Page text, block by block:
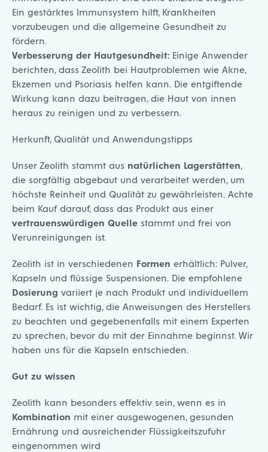
Ein gestärktes Immunsystem hilft, Krankheiten
vorzubeugen und die allgemeine Gesundheit zu
fördern.
Verbesserung der Hautgesundheit: Einige Anwender
berichten, dass Zeolith bei Hautproblemen wie Akne,
Ekzemen und Psoriasis helfen kann. Die entgiftende
Wirkung kann dazu beitragen, die Haut von innen
heraus zu reinigen und zu verbessern.
Herkunft, Qualität und Anwendungstipps
Unser Zeolith stammt aus natürlichen Lagerstätten,
die sorgfältig abgebaut und verarbeitet werden, um
höchste Reinheit und Qualität zu gewährleisten. Achte
beim Kauf darauf, dass das Produkt aus einer
vertrauenswürdigen Quelle stammt und frei von
Verunreinigungen ist.
Zeolith ist in verschiedenen Formen erhältlich: Pulver,
Kapseln und flüssige Suspensionen. Die empfohlene
Dosierung variiert je nach Produkt und individuellem
Bedarf. Es ist wichtig, die Anweisungen des Herstellers
zu beachten und gegebenenfalls mit einem Experten
zu sprechen, bevor du mit der Einnahme beginnst. Wir
haben uns für die Kapseln entschieden.
Gut zu wissen
Zeolith kann besonders effektiv sein, wenn es in
Kombination mit einer ausgewogenen, gesunden
Ernährung und ausreichender Flüssigkeitszufuhr
eingenommen wird